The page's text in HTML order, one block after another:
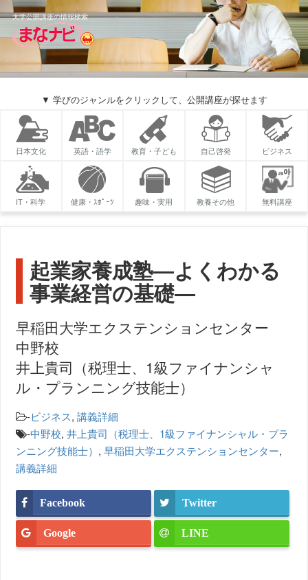
大学公開講座の情報検索
▼ 学びのジャンルをクリックして、公開講座が探せます
日本文化 英語・語学 教育・子ども 自己啓発 ビジネス
IT・科学 健康・ｽﾎﾟｰﾂ 趣味・実用 教養その他 無料講座
起業家養成塾―よくわかる
事業経営の基礎―
早稲田大学エクステンションセンター
中野校
井上貴司（税理士、1級ファイナンシャ
ル・プランニング技能士）
-ビジネス,講義詳細
-中野校,井上貴司（税理士、1級ファイナンシャル・プラ
ンニング技能士） ,早稲田大学エクステンションセンター,
講義詳細
Facebook Twitter
Google LINE